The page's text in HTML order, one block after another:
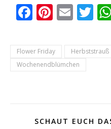
Facebook
Flower Friday Herbststrauß
Wochenendblümchen
SCHAUT EUCH